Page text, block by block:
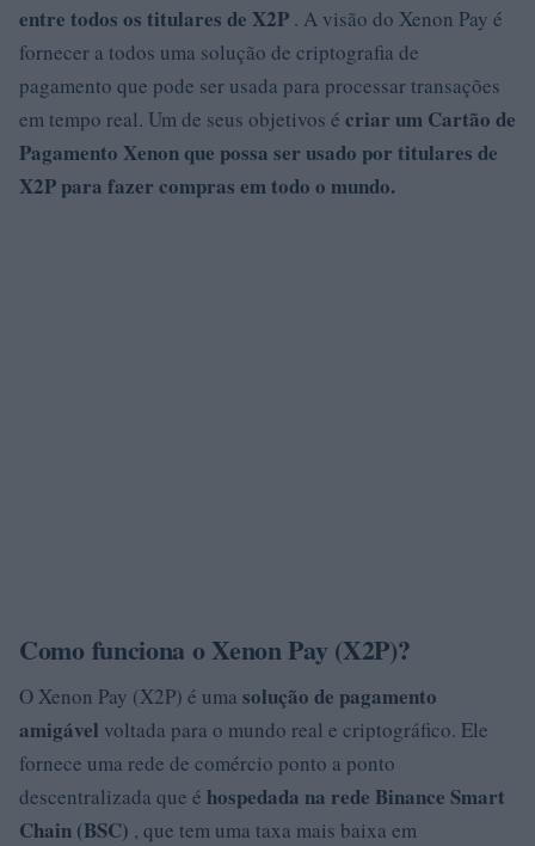
entre todos os titulares de X2P . A visão do Xenon Pay é
fornecer a todos uma solução de criptografia de
pagamento que pode ser usada para processar transações
em tempo real. Um de seus objetivos é criar um Cartão de
Pagamento Xenon que possa ser usado por titulares de
X2P para fazer compras em todo o mundo.
Como funciona o Xenon Pay (X2P)?
O Xenon Pay (X2P) é uma solução de pagamento
amigável voltada para o mundo real e criptográfico. Ele
fornece uma rede de comércio ponto a ponto
descentralizada que é hospedada na rede Binance Smart
Chain (BSC) , que tem uma taxa mais baixa em